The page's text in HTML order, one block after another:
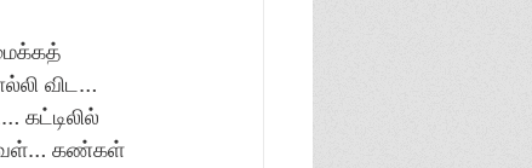
விட…
கண்கள்